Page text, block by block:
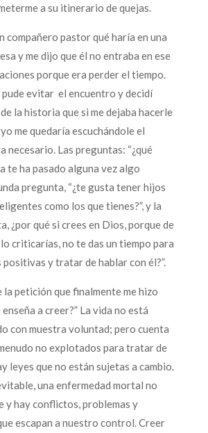
a su itinerario de quejas.
compañero pastor qué haría en una
y me dijo que él no entraba en ese
porque era perder el tiempo.
evitar el encuentro y decidí
la historia que si me dejaba hacerle
me quedaría escuchándole el
necesario. Las preguntas: “¿qué
te ha pasado alguna vez algo
pregunta, “¿te gusta tener hijos
como los que tienes?”, y la
¿por qué si crees en Dios, porque de
criticarías, no te das un tiempo para
positivas y tratar de hablar con él?”.
la petición que finalmente me hizo
enseña a creer?” La vida no está
con muestra voluntad; pero cuenta
no explotados para tratar de
leyes que no están sujetas a cambio.
una enfermedad mortal no
y hay conflictos, problemas y
escapan a nuestro control. Creer